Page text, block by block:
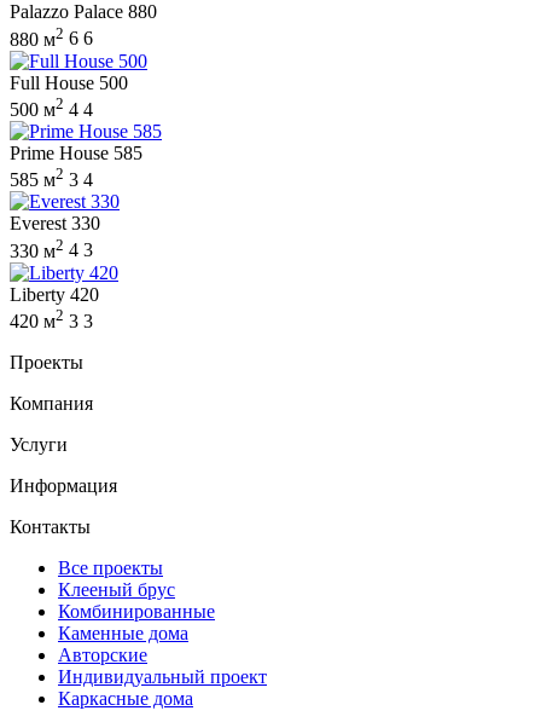
Palazzo Palace 880
880 м2 6 6
Full House 500
500 м2 4 4
Prime House 585
585 м2 3 4
Everest 330
330 м2 4 3
Liberty 420
420 м2 3 3
Проекты
Компания
Услуги
Информация
Контакты
Все проекты
Клееный брус
Комбинированные
Каменные дома
Авторские
Индивидуальный проект
Каркасные дома